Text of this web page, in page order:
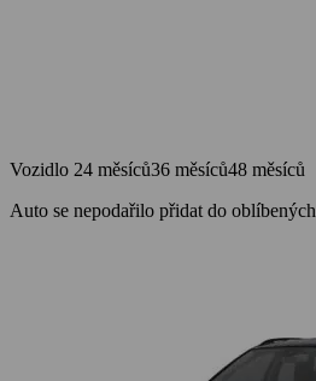
Vozidlo 24 měsíců36 měsíců48 měsíců
Auto se nepodařilo přidat do oblíbených